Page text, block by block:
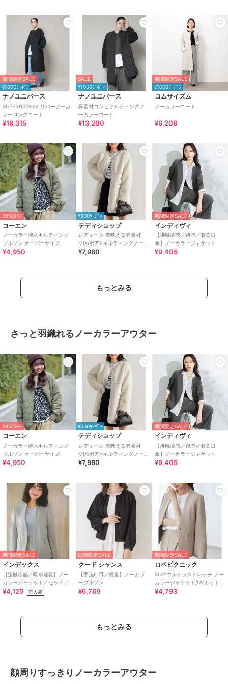
期間限定SALE
¥1000ｸｰﾎﾟﾝ
ナノユニバース
SUPER110blend リバーノーカ
ラーロングコート
¥18,315
SALE
¥1000ｸｰﾎﾟﾝ
ナノユニバース
異素材コンビキルティングノ
ーカラーコート
¥13,200
期間限定SALE
¥1000ｸｰﾎﾟﾝ
コムサイズム
ノーカラーコート
¥6,208
28%OFF
コーエン
ノーカラー撥水キルティング
ブルゾン オーバーサイズ
¥4,950
¥500ｸｰﾎﾟﾝ
テディショップ
レディース 着映える異素材
MIX/ボア×キルティングノーカ
ラーコート
¥7,980
期間限定SALE
インディヴィ
【接触冷感／透湿／着る日
傘】ノーカラージャケット
¥9,405
もっとみる
さっと羽織れるノーカラーアウター
28%OFF
コーエン
ノーカラー撥水キルティング
ブルゾン オーバーサイズ
¥4,950
¥500ｸｰﾎﾟﾝ
テディショップ
レディース 着映える異素材
MIX/ボア×キルティングノーカ
ラーコート
¥7,980
期間限定SALE
インディヴィ
【接触冷感／透湿／着る日
傘】ノーカラージャケット
¥9,405
期間限定SALE
インデックス
【接触冷感／吸水速乾】ノー
カラージャケット／セットア
ップ対応可《洗える／防シワ
¥4,125 再入荷
期間限定SALE
クード シャンス
【手洗い可／軽量】ノーカラ
ーブルゾン
¥6,769
期間限定SALE
ロペピクニック
360°ウルトラストレッチ ノー
カラージャケット/UVカット・
花粉ガード・セットアップ対
¥4,793
もっとみる
顔周りすっきりノーカラーアウター